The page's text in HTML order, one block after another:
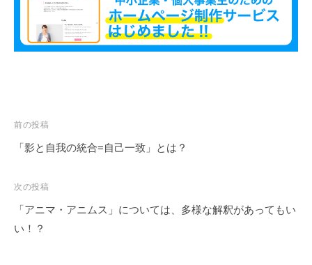
投
稿
ビ
ゲ
ー
前の投稿
「影と自我の統合=自己一致」とは？
次の投稿
「アニマ・アニムス」については、多様な解釈があってもい
い！？